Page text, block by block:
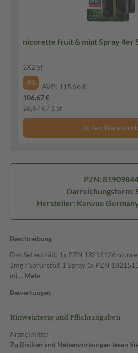
nicorette fruit & mint Spray 4er
2X2 St
-8%
AVP: 115,96 €
106,67 €
26,67 € / 1 St
In den Warenkorb
PZN: 81909844
Darreichungsform:
Hersteller: Kenvue
Beschreibung
Das Set enthält: 1x PZN 18215126
1mg / Sprühstoß 1 Spray 1x PZN
mi… Mehr
Bewertungen
Hinweistexte und Pflichtangaben
Arzneimittel
Zu Risiken und Nebenwirkungen lesen